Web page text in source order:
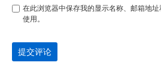
在此浏览器中保存我的显示名称、邮箱地
使用。
提交评论